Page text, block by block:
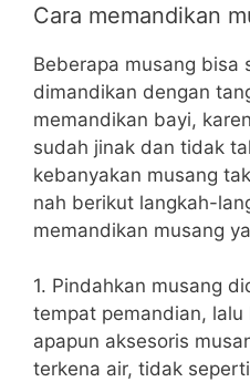
Cara memandikan
Beberapa musang bisa
dimandikan dengan
memandikan bayi,
sudah jinak dan tidak
kebanyakan musang
nah berikut langkah-
memandikan musang
1. Pindahkan musang
tempat pemandian, lalu
apapun aksesoris
terkena air, tidak